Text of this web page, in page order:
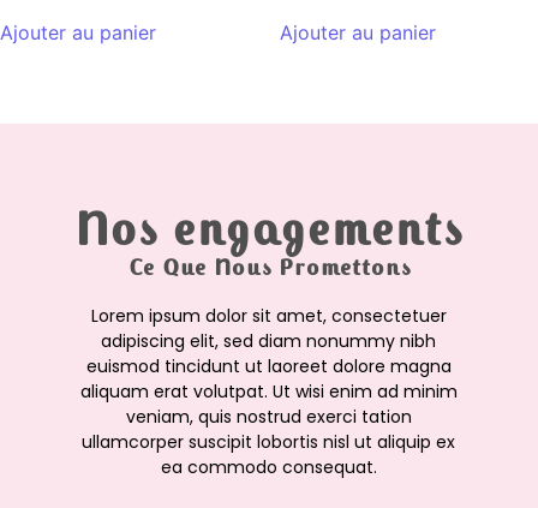
Ajouter au panier Ajouter au panier
Nos engagements
Ce Que Nous Promettons
Lorem ipsum dolor sit amet, consectetuer
adipiscing elit, sed diam nonummy nibh
euismod tincidunt ut laoreet dolore magna
aliquam erat volutpat. Ut wisi enim ad minim
veniam, quis nostrud exerci tation
ullamcorper suscipit lobortis nisl ut aliquip ex
ea commodo consequat.